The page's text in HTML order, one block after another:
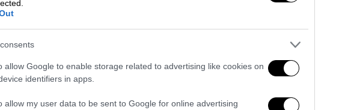
allow Google to enable storage related to advertising like cookies on
identifiers in apps.
allow my user data to be sent to Google for online advertising
Τραμπ
στις φλόγες, με τη γυναίκα να πετά την
πανικόβλητη να ανοίξει τη πόρτα του